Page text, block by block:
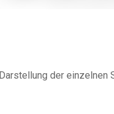
Darstellung der einzelnen